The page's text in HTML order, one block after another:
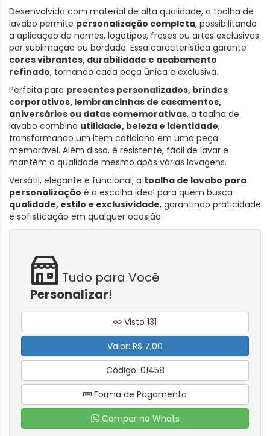
Desenvolvida com material de alta qualidade, a toalha de
lavabo permite personalização completa, possibilitando
a aplicação de nomes, logotipos, frases ou artes exclusivas
por sublimação ou bordado. Essa característica garante
cores vibrantes, durabilidade e acabamento
refinado, tornando cada peça única e exclusiva.
Perfeita para presentes personalizados, brindes
corporativos, lembrancinhas de casamentos,
aniversários ou datas comemorativas, a toalha de
lavabo combina utilidade, beleza e identidade,
transformando um item cotidiano em uma peça
memorável. Além disso, é resistente, fácil de lavar e
mantém a qualidade mesmo após várias lavagens.
Versátil, elegante e funcional, a toalha de lavabo para
personalização é a escolha ideal para quem busca
qualidade, estilo e exclusividade, garantindo praticidade
e sofisticação em qualquer ocasião.
Tudo para Você
Personalizar!
Visto 131
Valor: R$ 7,00
Código: 01458
Forma de Pagamento
Compar no Whats